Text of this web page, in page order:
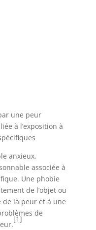
une peur
à l’exposition à
anxieux,
associée à
Une phobie
de l’objet ou
la peur et à une
de
[1]